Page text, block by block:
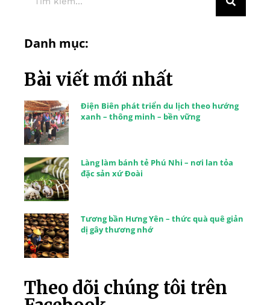
Danh mục:
Bài viết mới nhất
Điện Biên phát triển du lịch theo hướng
xanh – thông minh – bền vững
Làng làm bánh tẻ Phú Nhi – nơi lan tỏa
đặc sản xứ Đoài
Tương bần Hưng Yên – thức quà quê giản
dị gây thương nhớ
Theo dõi chúng tôi trên